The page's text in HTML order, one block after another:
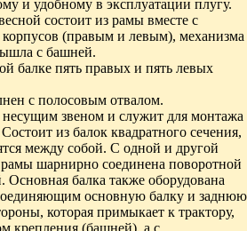
и удобному в эксплуатации плугу.
состоит из рамы вместе с
(правым и левым), механизма
с башней.
балке пять правых и пять левых
с полосовым отвалом.
звеном и служит для монтажа
из балок квадратного сечения,
между собой. С одной и другой
шарнирно соединена поворотной
Основная балка также оборудована
основную балку и заднюю
которая примыкает к трактору,
крепления (башней), а с